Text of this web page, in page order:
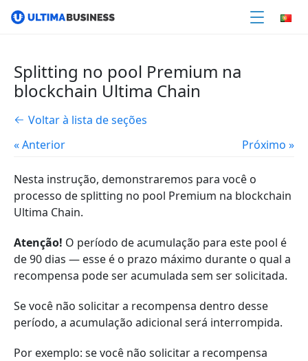
Splitting no pool Premium na
blockchain Ultima Chain
Voltar à lista de seções
« Anterior
Próximo »
Nesta instrução, demonstraremos para você o
processo de splitting no pool Premium na blockchain
Ultima Chain.
Atenção! O período de acumulação para este pool é
de 90 dias — esse é o prazo máximo durante o qual a
recompensa pode ser acumulada sem ser solicitada.
Se você não solicitar a recompensa dentro desse
período, a acumulação adicional será interrompida.
Por exemplo: se você não solicitar a recompensa